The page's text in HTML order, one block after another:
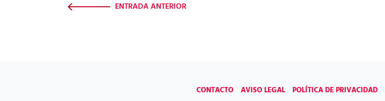
ENTRADA ANTERIOR
CONTACTO AVISO LEGAL POLÍTICA DE PRIVACIDAD